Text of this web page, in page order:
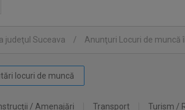
judeţul Suceava / Anunţuri Locuri de muncă
locuri de muncă
/ Amenajări Transport Turism /